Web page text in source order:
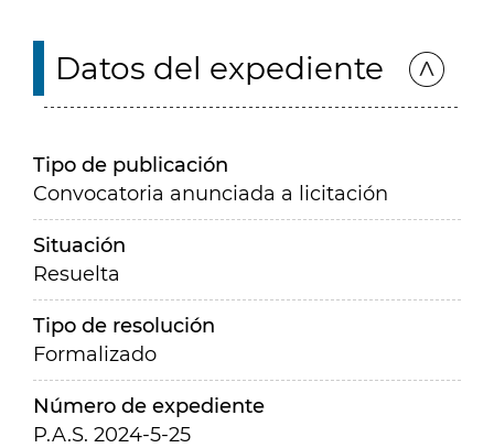
Datos del expediente
Tipo de publicación
Convocatoria anunciada a licitación
Situación
Resuelta
Tipo de resolución
Formalizado
Número de expediente
P.A.S. 2024-5-25